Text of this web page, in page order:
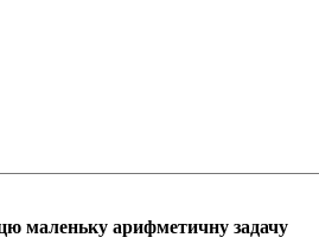
маленьку арифметичну задачу